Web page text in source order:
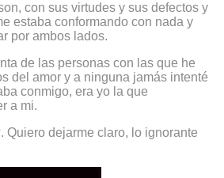
con sus virtudes y sus defectos y
estaba conformando con nada y
por ambos lados.
de las personas con las que he
del amor y a ninguna jamás intenté
conmigo, era yo la que
a mi.
Quiero dejarme claro, lo ignorante